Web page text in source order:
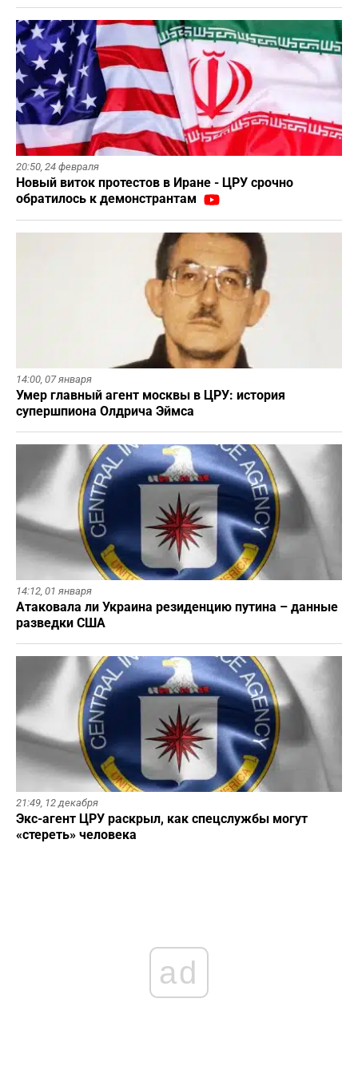
20:50, 24 февраля
Новый виток протестов в Иране - ЦРУ срочно
обратилось к демонстрантам
14:00, 07 января
Умер главный агент москвы в ЦРУ: история
супершпиона Олдрича Эймса
14:12, 01 января
Атаковала ли Украина резиденцию путина – данные
разведки США
21:49, 12 декабря
Экс-агент ЦРУ раскрыл, как спецслужбы могут
«стереть» человека
ad